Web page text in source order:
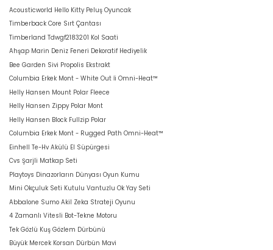
Acousticworld Hello Kitty Peluş Oyuncak
Timberback Core Sırt Çantası
Timberland Tdwgf2183201 Kol Saati
Ahşap Marin Deniz Feneri Dekoratif Hediyelik
Bee Garden Sivi Propolis Ekstrakt
Columbia Erkek Mont - White Out İi Omni-Heat™
Helly Hansen Mount Polar Fleece
Helly Hansen Zippy Polar Mont
Helly Hansen Block Fullzip Polar
Columbia Erkek Mont - Rugged Path Omni-Heat™
Einhell Te-Hv Akülü El Süpürgesi
Cvs Şarjli Matkap Seti
Playtoys Dinazorların Dünyası Oyun Kumu
Mini Okçuluk Seti Kutulu Vantuzlu Ok Yay Seti
Abbalone Sumo Akil Zeka Strateji Oyunu
4 Zamanlı Vitesli Bot-Tekne Motoru
Tek Gözlü Kuş Gözlem Dürbünü
Büyük Mercek Korsan Dürbün Mavi